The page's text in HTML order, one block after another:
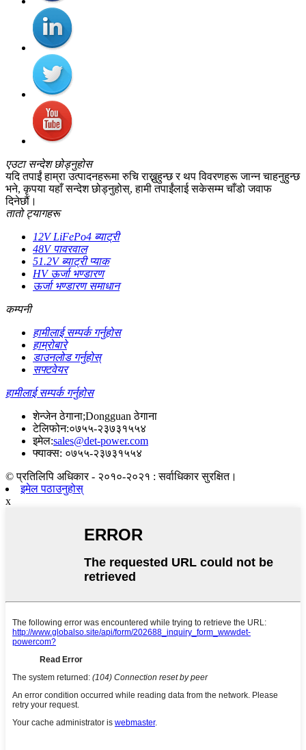
एउटा सन्देश छोड्नुहोस
यदि तपाईं हाम्रा उत्पादनहरूमा रुचि राख्नुहुन्छ र थप विवरणहरू जान्न चाहनुहुन्छ
भने, कृपया यहाँ सन्देश छोड्नुहोस्, हामी तपाईंलाई सकेसम्म चाँडो जवाफ
दिनेछौं।
तातो ट्यागहरू
12V LiFePo4 ब्याट्री
48V पावरवाल
51.2V ब्याट्री प्याक
HV ऊर्जा भण्डारण
ऊर्जा भण्डारण समाधान
कम्पनी
हामीलाई सम्पर्क गर्नुहोस
हाम्रोबारे
डाउनलोड गर्नुहोस्
सफ्टवेयर
हामीलाई सम्पर्क गर्नुहोस
शेन्जेन ठेगाना;Dongguan ठेगाना
टेलिफोन:०७५५-२३७३१५५४
इमेल:sales@det-power.com
फ्याक्स: ०७५५-२३७३१५५४
© प्रतिलिपि अधिकार - २०१०-२०२१ : सर्वाधिकार सुरक्षित।
इमेल पठाउनुहोस्
x